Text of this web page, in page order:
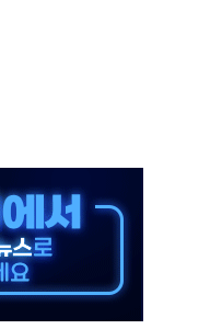
길 7.76%
극화 심화
프닝"